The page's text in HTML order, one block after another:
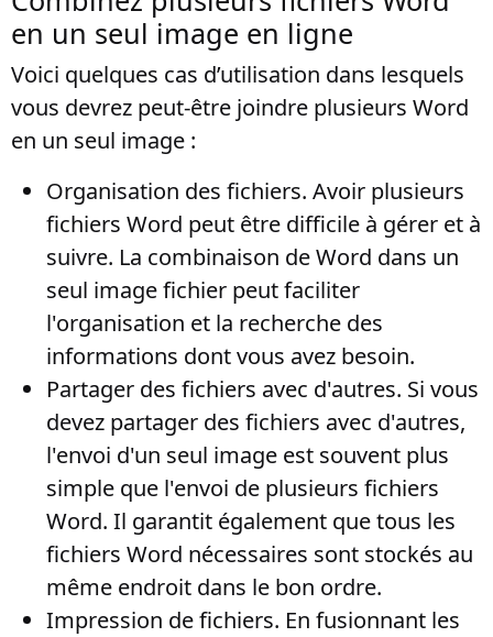
en un seul image en ligne
Voici quelques cas d’utilisation dans lesquels
vous devrez peut-être joindre plusieurs Word
en un seul image :
Organisation des fichiers. Avoir plusieurs
fichiers Word peut être difficile à gérer et à
suivre. La combinaison de Word dans un
seul image fichier peut faciliter
l'organisation et la recherche des
informations dont vous avez besoin.
Partager des fichiers avec d'autres. Si vous
devez partager des fichiers avec d'autres,
l'envoi d'un seul image est souvent plus
simple que l'envoi de plusieurs fichiers
Word. Il garantit également que tous les
fichiers Word nécessaires sont stockés au
même endroit dans le bon ordre.
Impression de fichiers. En fusionnant les